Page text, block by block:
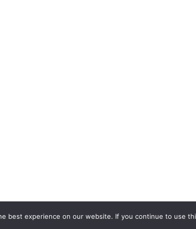
best experience on our website. If you continue to use